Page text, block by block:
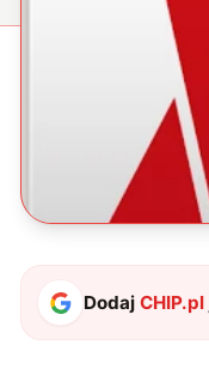
DodajCHIP.pl